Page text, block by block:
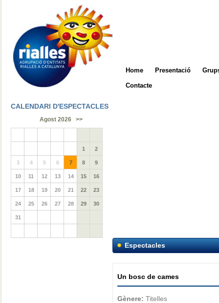
Home Presentació
Contacte
CALENDARI D'ESPECTACLES
Agost 2026 >>
1 2
3 4 5 6 7 8 9
10 11 12 13 14 15 16
17 18 19 20 21 22 23
24 25 26 27 28 29 30
31
Espectacles
Un bosc de cames
Gènere: Titelles